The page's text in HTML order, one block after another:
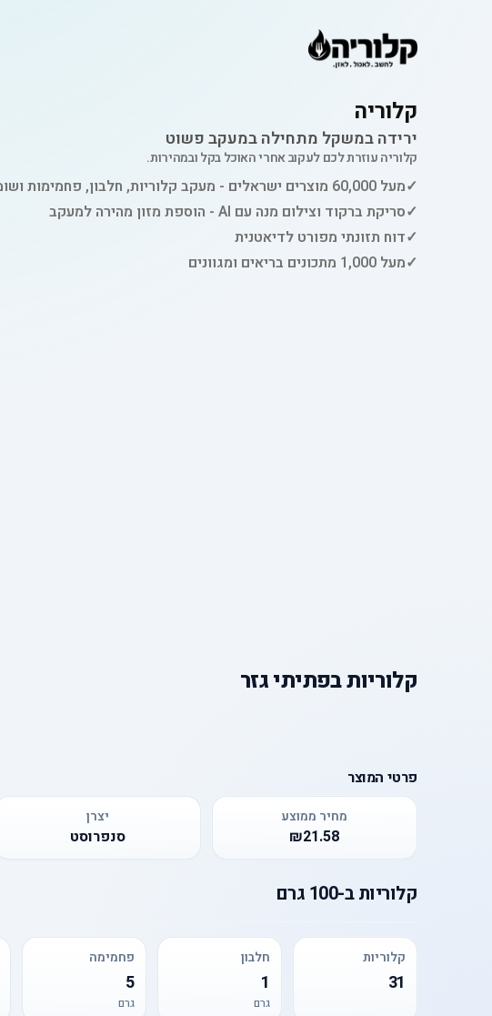
קלוריה
ירידה במשקל מתחילה במעקב פשוט
קלוריה עוזרת לכם לעקוב אחרי האוכל בקל ובמהירות.
✓מעל 60,000 מוצרים ישראלים - מעקב קלוריות, חלבון, פחמימות ושומן
✓סריקת ברקוד וצילום מנה עם AI - הוספת מזון מהירה למעקב
✓דוח תזונתי מפורט לדיאטנית
✓מעל 1,000 מתכונים בריאים ומגוונים
קלוריותבפתיתי גזר
פרטי המוצר
מחיר ממוצע
₪21.58
יצרן
סנפרוסט
קלוריותב-100 גרם
קלוריות
31
חלבון
1
גרם
פחמימה
5
גרם